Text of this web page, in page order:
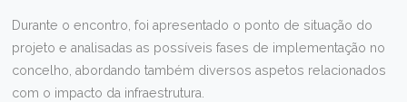
Durante o encontro, foi apresentado o ponto de situação do
projeto e analisadas as possíveis fases de implementação no
concelho, abordando também diversos aspetos relacionados
com o impacto da infraestrutura.